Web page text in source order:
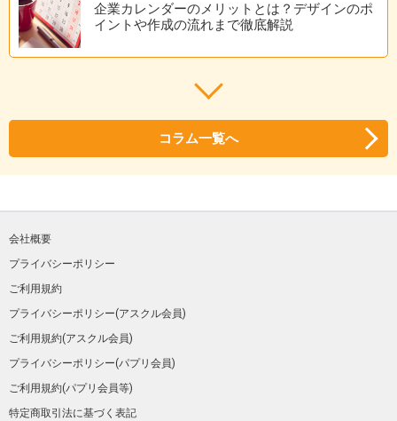
企業カレンダーのメリットとは？デザインのポ
イントや作成の流れまで徹底解説
コラム一覧へ
会社概要
プライバシーポリシー
ご利用規約
プライバシーポリシー(アスクル会員)
ご利用規約(アスクル会員)
プライバシーポリシー(パプリ会員)
ご利用規約(パプリ会員等)
特定商取引法に基づく表記